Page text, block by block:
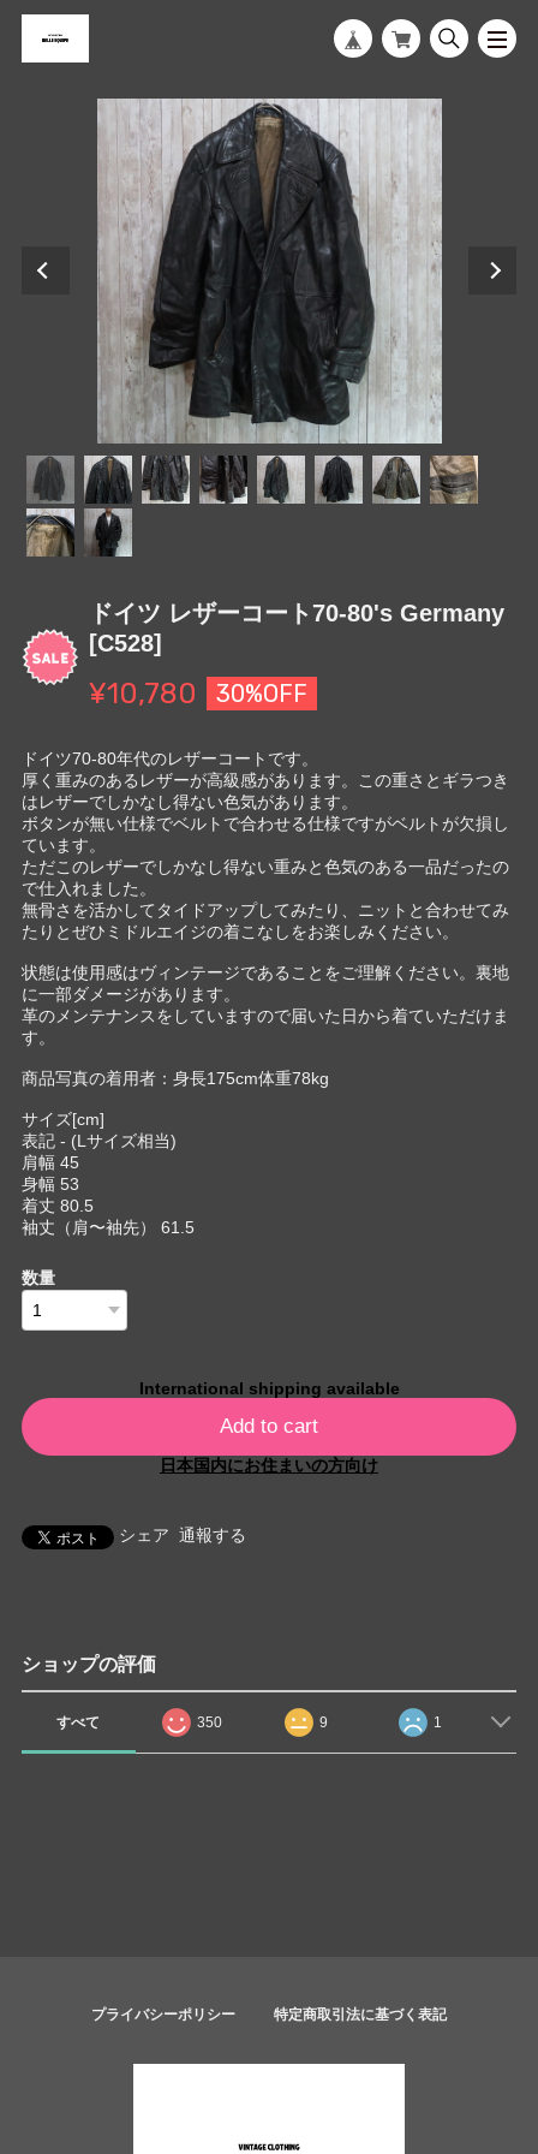
ドイツ レザーコート70-80's Germany
[C528]
¥10,780 30%OFF
ドイツ70-80年代のレザーコートです。
厚く重みのあるレザーが高級感があります。この重さとギラつき
はレザーでしかなし得ない色気があります。
ボタンが無い仕様でベルトで合わせる仕様ですがベルトが欠損し
ています。
ただこのレザーでしかなし得ない重みと色気のある一品だったの
で仕入れました。
無骨さを活かしてタイドアップしてみたり、ニットと合わせてみ
たりとぜひミドルエイジの着こなしをお楽しみください。
状態は使用感はヴィンテージであることをご理解ください。裏地
に一部ダメージがあります。
革のメンテナンスをしていますので届いた日から着ていただけま
す。
商品写真の着用者：身長175cm体重78kg
サイズ[cm]
表記 - (Lサイズ相当)
肩幅 45
身幅 53
着丈 80.5
袖丈（肩〜袖先） 61.5
数量
International shipping available
Add to cart
日本国内にお住まいの方向け
シェア 通報する
ショップの評価
すべて 350 9 1
プライバシーポリシー 特定商取引法に基づく表記